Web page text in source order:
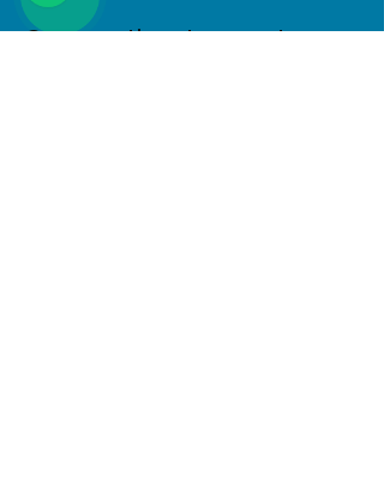
Compartir este evento